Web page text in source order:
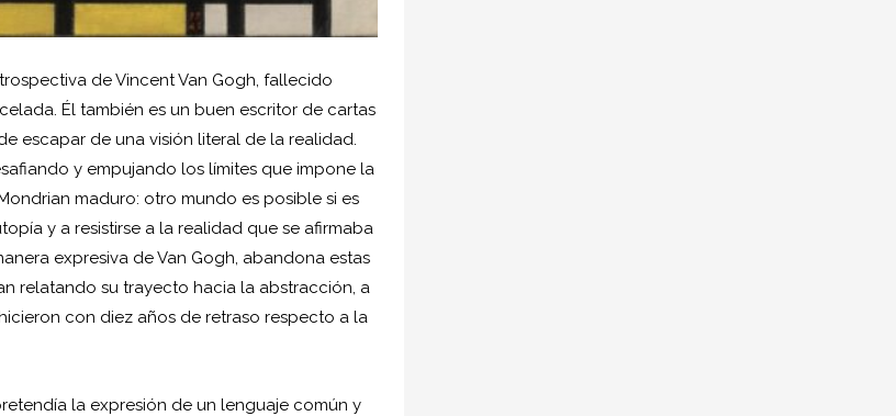
de Vincent Van Gogh, fallecido
Él también es un buen escritor de cartas
escapar de una visión literal de la realidad.
y empujando los límites que impone la
maduro: otro mundo es posible si es
y a resistirse a la realidad que se afirmaba
expresiva de Van Gogh, abandona estas
relatando su trayecto hacia la abstracción, a
con diez años de retraso respecto a la
la expresión de un lenguaje común y